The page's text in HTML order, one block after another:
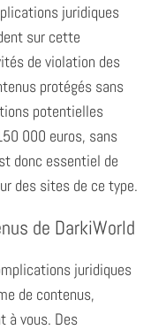
juridiques
sur cette
de violation des
protégés sans
potentielles
000 euros, sans
donc essentiel de
des sites de ce type.
de DarkiWorld
juridiques
de contenus,
à vous. Des